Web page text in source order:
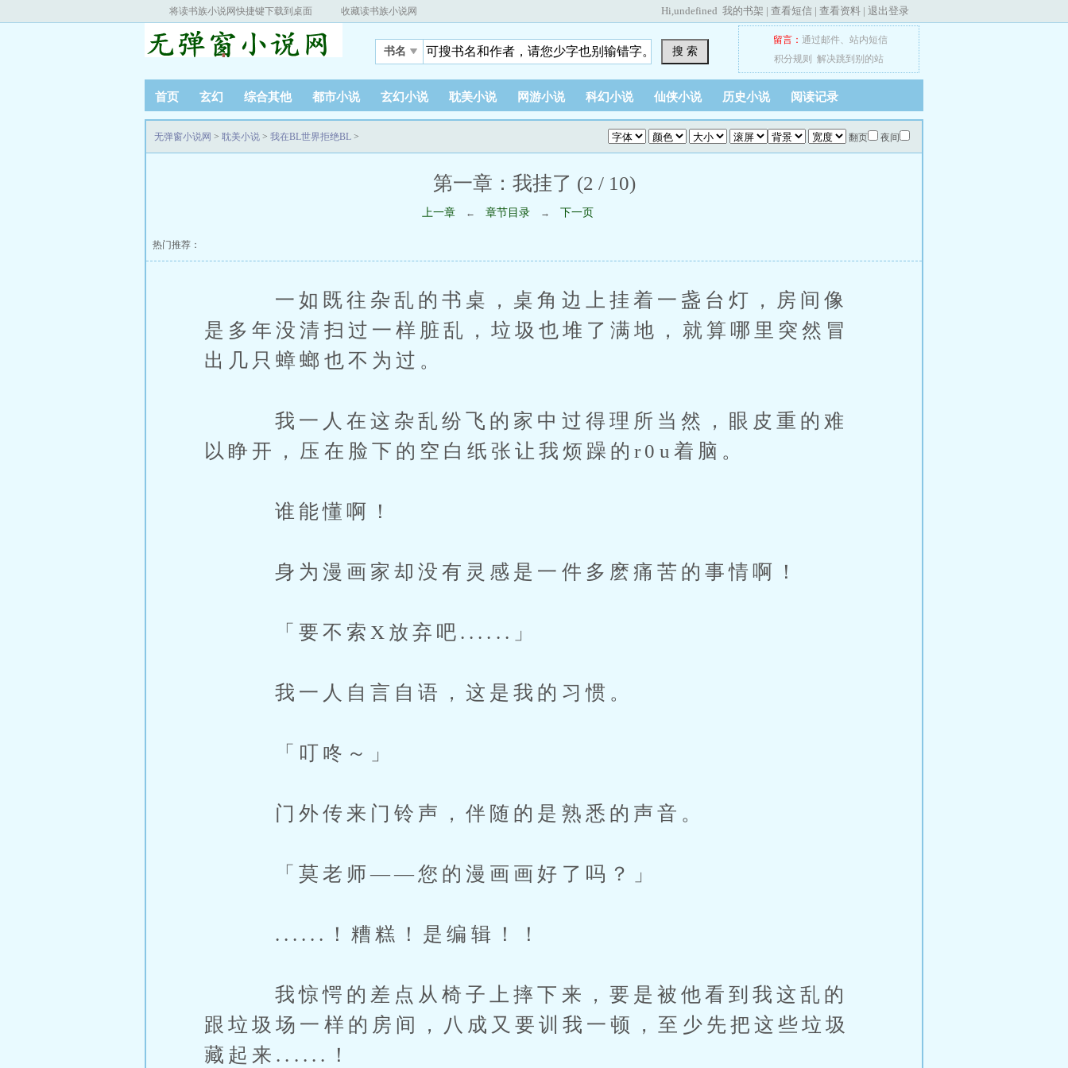
将读书族小说网快捷键下载到桌面 收藏读书族小说网 Hi,undefined 我的书架 | 查看短信 | 查看资料 | 退出登录
书名 搜 索
留言： 通过邮件、 站内短信
积分规则
解决跳到别的站
首页 玄幻 综合其他 都市小说 玄幻小说 耽美小说 网游小说 科幻小说 仙侠小说 历史小说 阅读记录
翻页 夜间
无弹窗小说网 > 耽美小说 > 我在BL世界拒绝BL >
第一章：我挂了 (2 / 10)
上一章 ← 章节目录 → 下一页
热门推荐：
一如既往杂乱的书桌，桌角边上挂着一盏台灯，房间像
是多年没清扫过一样脏乱，垃圾也堆了满地，就算哪里突然冒
出几只蟑螂也不为过。
我一人在这杂乱纷飞的家中过得理所当然，眼皮重的难
以睁开，压在脸下的空白纸张让我烦躁的r0u着脑。
谁能懂啊！
身为漫画家却没有灵感是一件多麽痛苦的事情啊！
「要不索X放弃吧......」
我一人自言自语，这是我的习惯。
「叮咚～」
门外传来门铃声，伴随的是熟悉的声音。
「莫老师——您的漫画画好了吗？」
......！糟糕！是编辑！！
我惊愕的差点从椅子上摔下来，要是被他看到我这乱的
跟垃圾场一样的房间，八成又要训我一顿，至少先把这些垃圾
藏起来......！